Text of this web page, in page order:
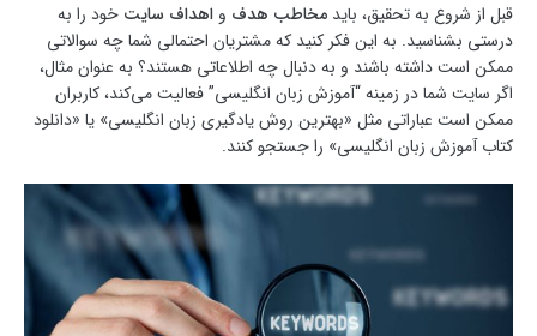
قبل از شروع به تحقیق، باید مخاطب هدف و اهداف سایت خود را به
درستی بشناسید. به این فکر کنید که مشتریان احتمالی شما چه سوالاتی
ممکن است داشته باشند و به دنبال چه اطلاعاتی هستند؟ به عنوان مثال،
اگر سایت شما در زمینه “آموزش زبان انگلیسی” فعالیت می‌کند، کاربران
ممکن است عباراتی مثل «بهترین روش یادگیری زبان انگلیسی» یا «دانلود
کتاب آموزش زبان انگلیسی» را جستجو کنند.